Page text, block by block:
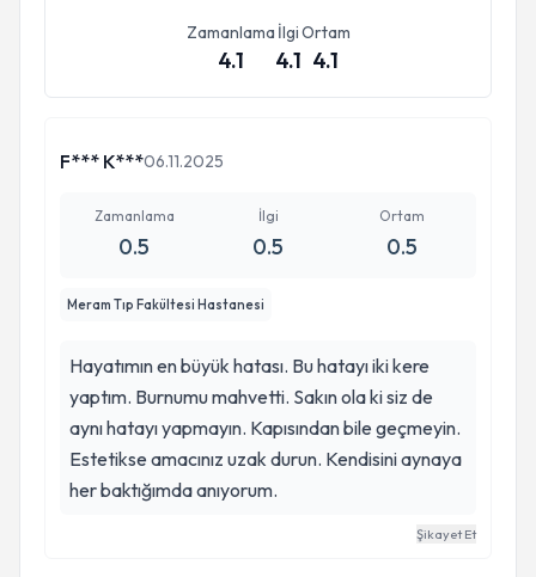
Zamanlama
4.1
İlgi
4.1
Ortam
4.1
F*** K***06.11.2025
Zamanlama
0.5
İlgi
0.5
Ortam
0.5
Meram Tıp Fakültesi Hastanesi
Hayatımın en büyük hatası. Bu hatayı iki kere
yaptım. Burnumu mahvetti. Sakın ola ki siz de
aynı hatayı yapmayın. Kapısından bile geçmeyin.
Estetikse amacınız uzak durun. Kendisini aynaya
her baktığımda anıyorum.
Şikayet Et